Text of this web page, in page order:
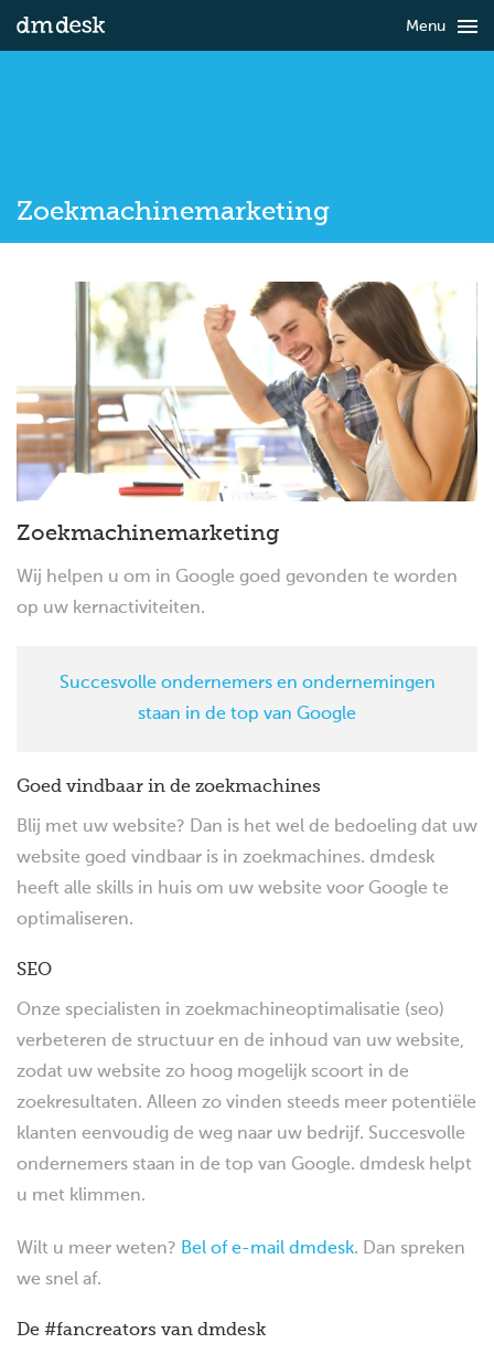
Zoekmachinemarketing
Zoekmachinemarketing
Wij helpen u om in Google goed gevonden te worden
op uw kernactiviteiten.
Succesvolle ondernemers en ondernemingen
staan in de top van Google
Goed vindbaar in de zoekmachines
Blij met uw website? Dan is het wel de bedoeling dat uw
website goed vindbaar is in zoekmachines. dmdesk
heeft alle skills in huis om uw website voor Google te
optimaliseren.
SEO
Onze specialisten in zoekmachineoptimalisatie (seo)
verbeteren de structuur en de inhoud van uw website,
zodat uw website zo hoog mogelijk scoort in de
zoekresultaten. Alleen zo vinden steeds meer potentiële
klanten eenvoudig de weg naar uw bedrijf. Succesvolle
ondernemers staan in de top van Google. dmdesk helpt
u met klimmen.
Wilt u meer weten? Bel of e-mail dmdesk. Dan spreken
we snel af.
De #fancreators van dmdesk
Menu 